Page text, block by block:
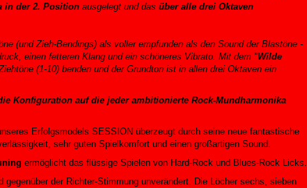
in der 2. Position ausgelegt und das über alle drei Oktaven
(und Zieh-Bendings) als voller empfunden als den Sound der Blastöne -
einen fetteren Klang und ein schöneres Vibrato. Mit dem "Wilde
(1-10) benden und der Grundton ist in allen drei Oktaven ein
Konfiguration auf die jeder ambitionierte Rock-Mundharmonika
Erfolgsmodels SESSION überzeugt durch seine neue fantastische
sehr guten Spielkomfort und einen großartigen Sound.
ermöglicht das flüssige Spielen von Hard-Rock und Blues-Rock Licks.
gegenüber der Richter-Stimmung unverändert. Die Löcher sechs, sieben